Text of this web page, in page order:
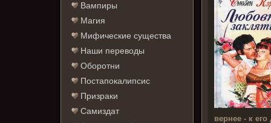
Вампиры
Магия
Мифические существа
Наши переводы
Оборотни
Постапокалипсис
Призраки
Самиздат
вернее - к